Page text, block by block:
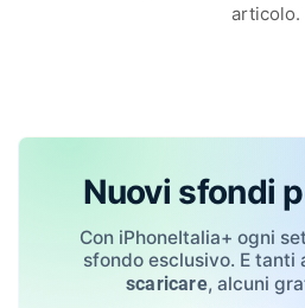
articolo.
Nuovi sfondi
Con iPhoneItalia+ ogni
sfondo esclusivo. E tanti
scaricare, alcuni